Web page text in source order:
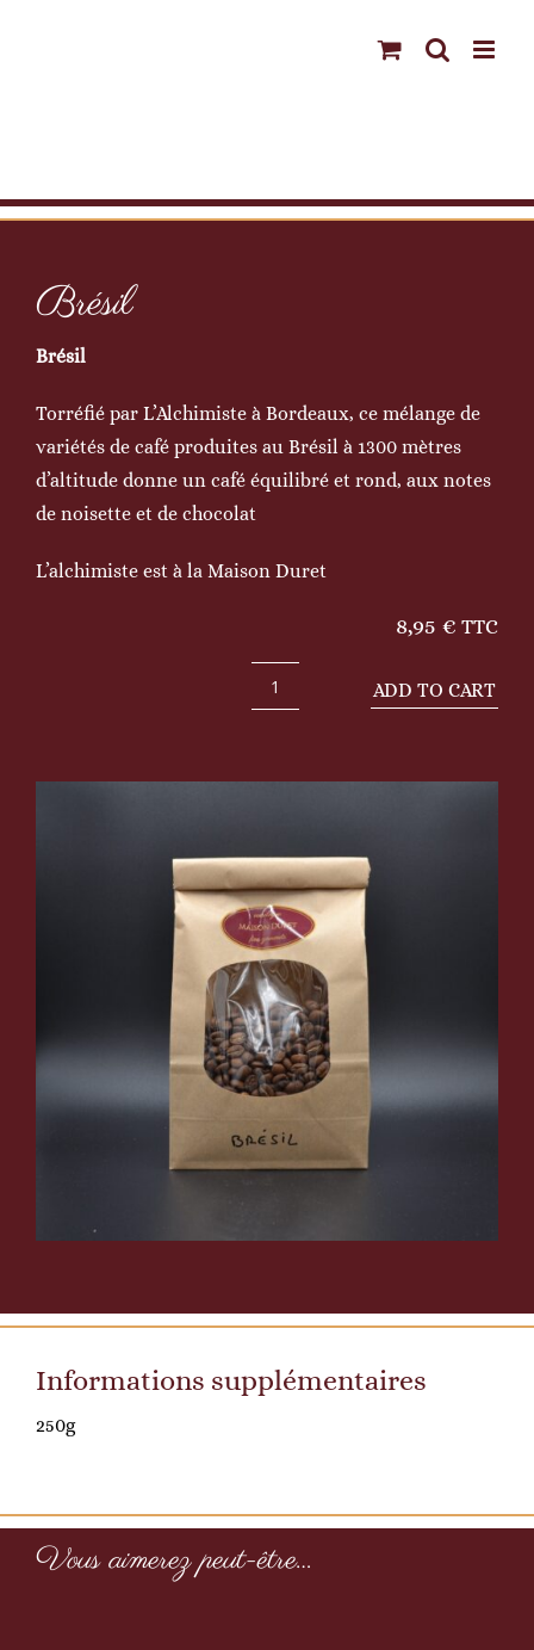
Brésil
Brésil
Torréfié par L’Alchimiste à Bordeaux, ce mélange de
variétés de café produites au Brésil à 1300 mètres
d’altitude donne un café équilibré et rond, aux notes
de noisette et de chocolat
L’alchimiste est à la Maison Duret
8,95 € TTC
Brésil
ADD TO CART
Informations supplémentaires
250g
Vous aimerez peut-être…